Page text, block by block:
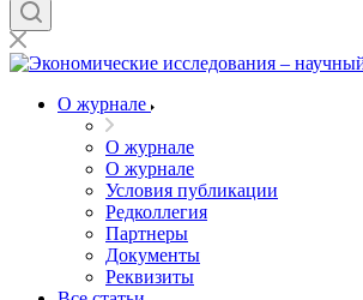
О журнале
О журнале
О журнале
Условия публикации
Редколлегия
Партнеры
Документы
Реквизиты